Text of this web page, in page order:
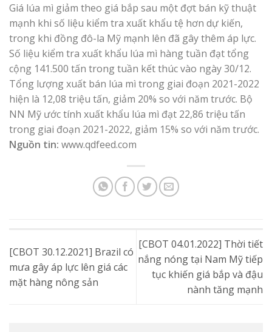
Giá lúa mì giảm theo giá bắp sau một đợt bán kỹ thuật
mạnh khi số liệu kiểm tra xuất khẩu tệ hơn dự kiến,
trong khi đồng đô-la Mỹ mạnh lên đã gây thêm áp lực.
Số liệu kiểm tra xuất khẩu lúa mì hàng tuần đạt tổng
cộng 141.500 tấn trong tuần kết thúc vào ngày 30/12.
Tổng lượng xuất bán lúa mì trong giai đoạn 2021-2022
hiện là 12,08 triệu tấn, giảm 20% so với năm trước. Bộ
NN Mỹ ước tính xuất khẩu lúa mì đạt 22,86 triệu tấn
trong giai đoạn 2021-2022, giảm 15% so với năm trước.
Nguồn tin: www.qdfeed.com
[CBOT 30.12.2021] Brazil có
mưa gây áp lực lên giá các
mặt hàng nông sản
[CBOT 04.01.2022] Thời tiết
nắng nóng tại Nam Mỹ tiếp
tục khiến giá bắp và đậu
nành tăng mạnh